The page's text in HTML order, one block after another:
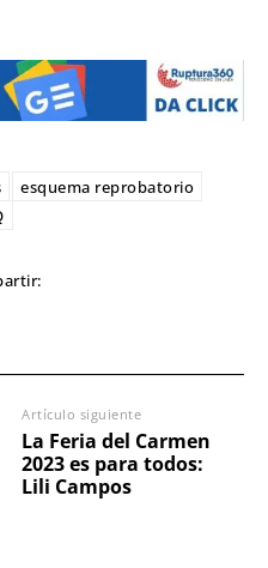
esquema reprobatorio
Artículo siguiente
La Feria del Carmen
2023 es para todos:
Lili Campos